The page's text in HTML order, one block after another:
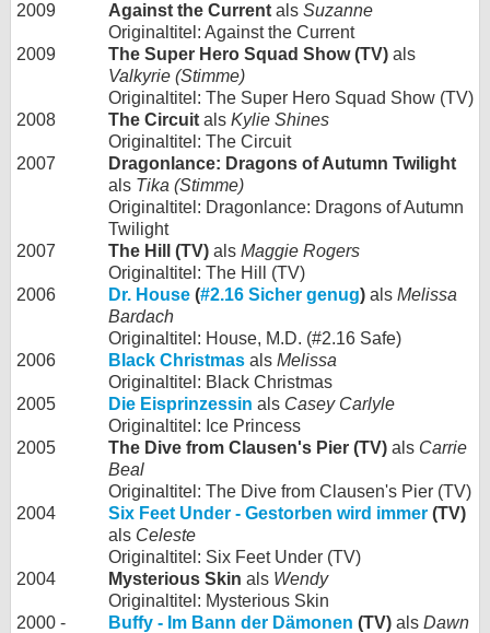
2009
Against the Current als Suzanne
Originaltitel: Against the Current
2009
The Super Hero Squad Show (TV) als
Valkyrie (Stimme)
Originaltitel: The Super Hero Squad Show (TV)
2008
The Circuit als Kylie Shines
Originaltitel: The Circuit
2007
Dragonlance: Dragons of Autumn Twilight
als Tika (Stimme)
Originaltitel: Dragonlance: Dragons of Autumn
Twilight
2007
The Hill (TV) als Maggie Rogers
Originaltitel: The Hill (TV)
2006
Dr. House (#2.16 Sicher genug) als Melissa
Bardach
Originaltitel: House, M.D. (#2.16 Safe)
2006
Black Christmas als Melissa
Originaltitel: Black Christmas
2005
Die Eisprinzessin als Casey Carlyle
Originaltitel: Ice Princess
2005
The Dive from Clausen's Pier (TV) als Carrie
Beal
Originaltitel: The Dive from Clausen's Pier (TV)
2004
Six Feet Under - Gestorben wird immer (TV)
als Celeste
Originaltitel: Six Feet Under (TV)
2004
Mysterious Skin als Wendy
Originaltitel: Mysterious Skin
2000 -
Buffy - Im Bann der Dämonen (TV) als Dawn